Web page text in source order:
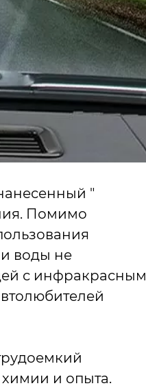
"
Помимо
воды не
с инфракрасным
и опыта.